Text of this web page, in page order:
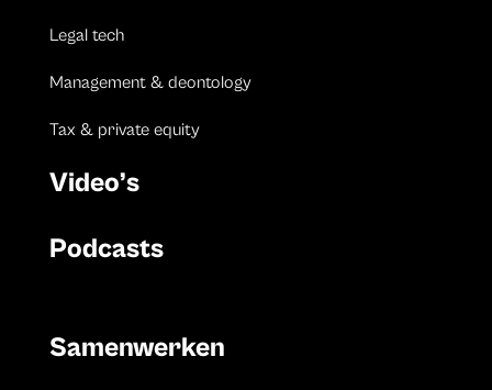
Legal tech
Management & deontology
Tax & private equity
Video’s
Podcasts
Samenwerken